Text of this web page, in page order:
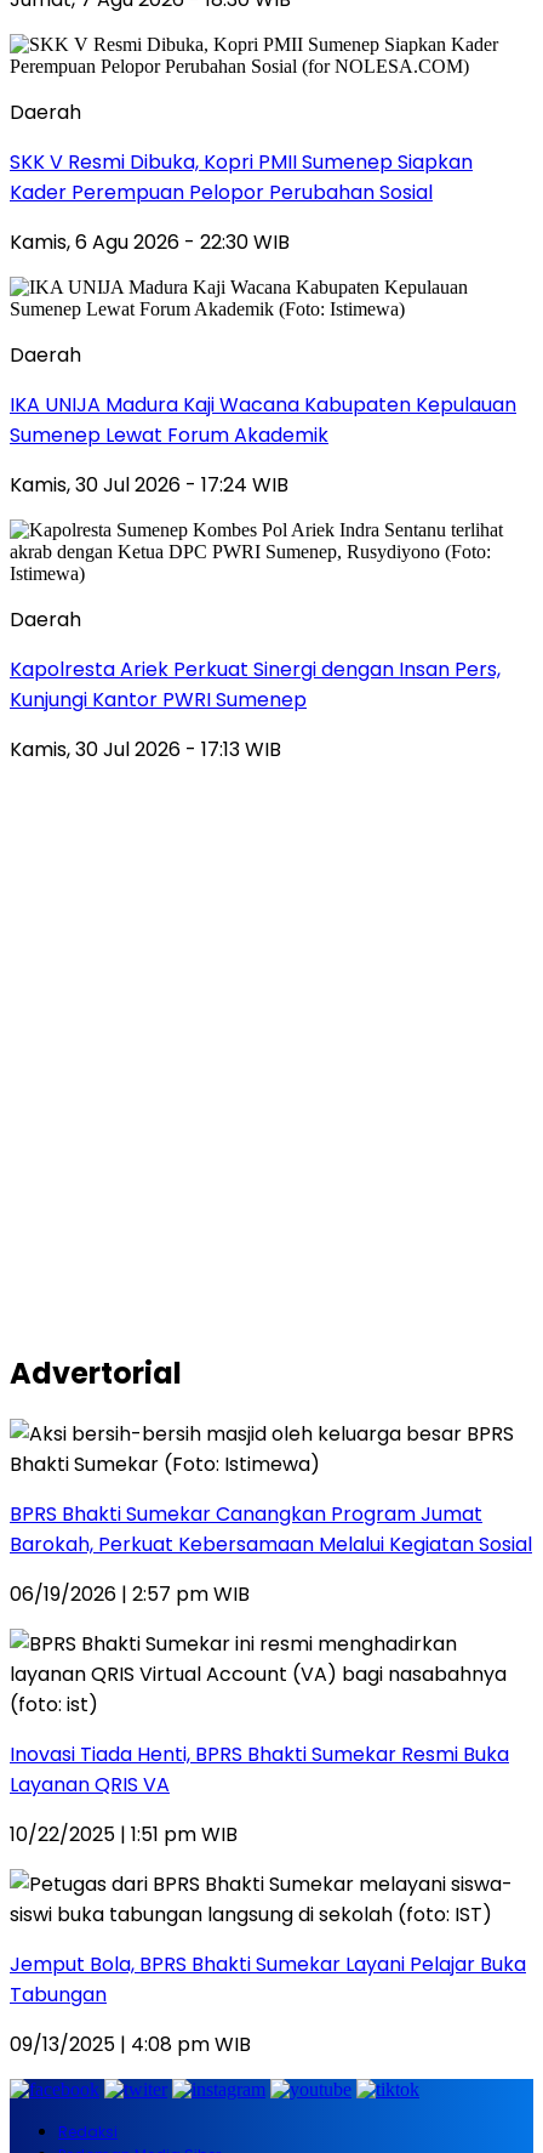
Daerah
SKK V Resmi Dibuka, Kopri PMII Sumenep Siapkan
Kader Perempuan Pelopor Perubahan Sosial
Kamis, 6 Agu 2026 - 22:30 WIB
Daerah
IKA UNIJA Madura Kaji Wacana Kabupaten Kepulauan
Sumenep Lewat Forum Akademik
Kamis, 30 Jul 2026 - 17:24 WIB
Daerah
Kapolresta Ariek Perkuat Sinergi dengan Insan Pers,
Kunjungi Kantor PWRI Sumenep
Kamis, 30 Jul 2026 - 17:13 WIB
Advertorial
BPRS Bhakti Sumekar Canangkan Program Jumat
Barokah, Perkuat Kebersamaan Melalui Kegiatan Sosial
06/19/2026 | 2:57 pm WIB
Inovasi Tiada Henti, BPRS Bhakti Sumekar Resmi Buka
Layanan QRIS VA
10/22/2025 | 1:51 pm WIB
Jemput Bola, BPRS Bhakti Sumekar Layani Pelajar Buka
Tabungan
09/13/2025 | 4:08 pm WIB
Redaksi